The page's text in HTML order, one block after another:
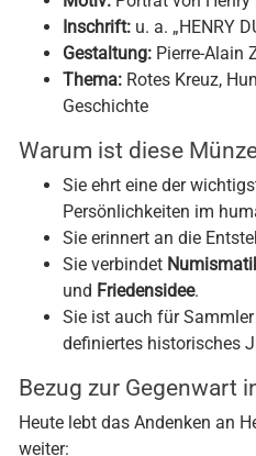
Motiv: Porträt von
Inschrift: u. a. „HENRY
Gestaltung: Pierre-Alain
Thema: Rotes Kreuz,
Geschichte
Warum ist diese
Sie ehrt eine der
Persönlichkeiten im
Sie erinnert an die
Sie verbindet
und Friedensidee.
Sie ist auch für
definiertes historisches
Bezug zur Gegenwart
Heute lebt das Andenken an